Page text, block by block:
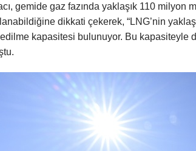
gemide gaz fazında yaklaşık 110
dikkati çekerek, “LNG’nin
kapasitesi bulunuyor. Bu kapasiteyle